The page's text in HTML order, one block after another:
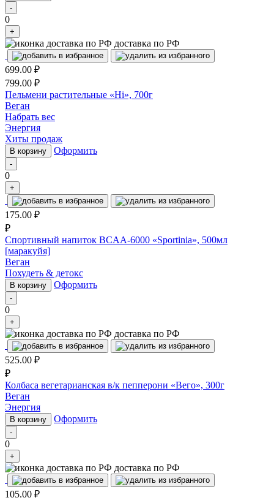
-
0
+
доставка по РФ
699.00 ₽
799.00 ₽
Пельмени растительные «Hi», 700г
Веган
Набрать вес
Энергия
Хиты продаж
В корзину Оформить
-
0
+
175.00 ₽
₽
Спортивный напиток BCAA-6000 «Sportinia», 500мл
[маракуйя]
Веган
Похудеть & детокс
В корзину Оформить
-
0
+
доставка по РФ
525.00 ₽
₽
Колбаса вегетарианская в/к пепперони «Вего», 300г
Веган
Энергия
В корзину Оформить
-
0
+
доставка по РФ
105.00 ₽